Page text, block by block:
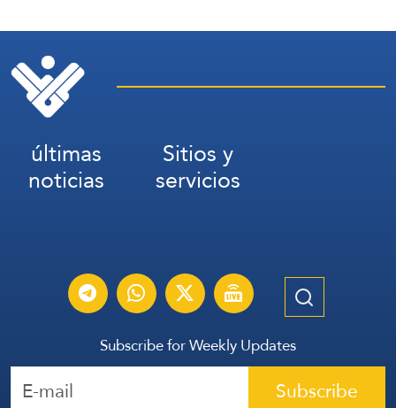
últimas
noticias
Sitios y
servicios
Subscribe for Weekly Updates
Subscribe